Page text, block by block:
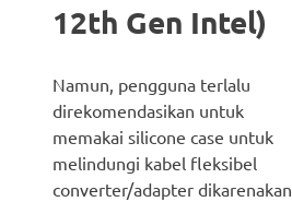
12th Gen Intel)
Namun, pengguna terlalu
direkomendasikan untuk
memakai silicone case untuk
melindungi kabel fleksibel
converter/adapter dikarenakan